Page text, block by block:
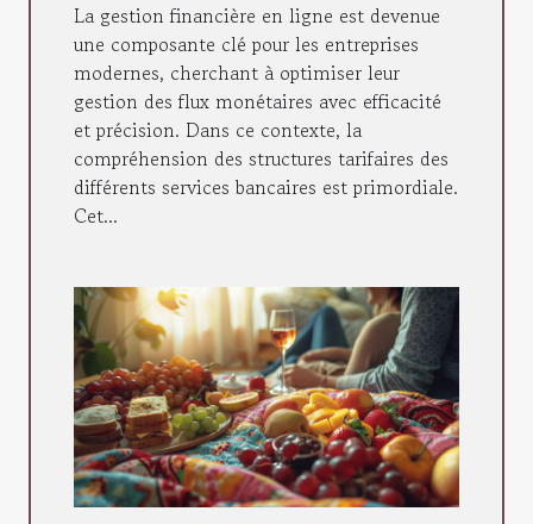
La gestion financière en ligne est devenue
une composante clé pour les entreprises
modernes, cherchant à optimiser leur
gestion des flux monétaires avec efficacité
et précision. Dans ce contexte, la
compréhension des structures tarifaires des
différents services bancaires est primordiale.
Cet...